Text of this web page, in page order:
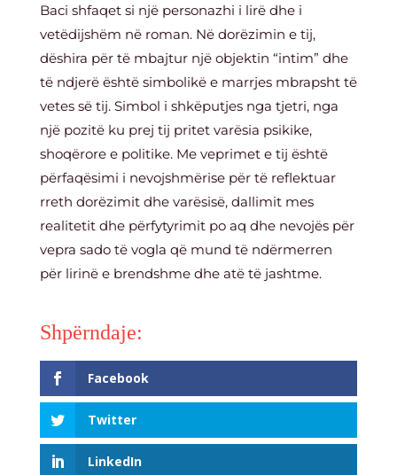
Baci shfaqet si një personazhi i lirë dhe i
vetëdijshëm në roman. Në dorëzimin e tij,
dëshira për të mbajtur një objektin “intim” dhe
të ndjerë është simbolikë e marrjes mbrapsht të
vetes së tij. Simbol i shkëputjes nga tjetri, nga
një pozitë ku prej tij pritet varësia psikike,
shoqërore e politike. Me veprimet e tij është
përfaqësimi i nevojshmërise për të reflektuar
rreth dorëzimit dhe varësisë, dallimit mes
realitetit dhe përfytyrimit po aq dhe nevojës për
vepra sado të vogla që mund të ndërmerren
për lirinë e brendshme dhe atë të jashtme.
Facebook
Twitter
LinkedIn